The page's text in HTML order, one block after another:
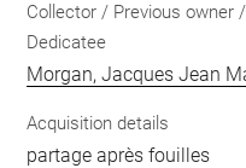
Collector / Previous
Dedicatee
Morgan, Jacques Jean
Acquisition details
partage après fouilles